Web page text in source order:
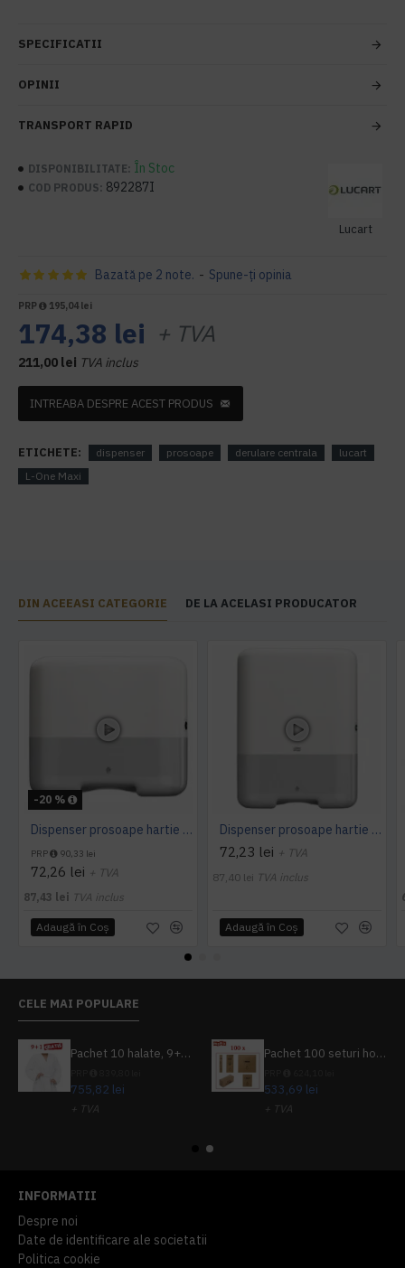
SPECIFICATII
OPINII
TRANSPORT RAPID
DISPONIBILITATE: În Stoc
COD PRODUS: 892287I
Lucart
Bazată pe 2 note. - Spune-ţi opinia
PRP 195,04 lei
174,38 lei + TVA
211,00 lei TVA inclus
INTREABA DESPRE ACEST PRODUS
ETICHETE: dispenser prosoape derulare centrala
lucart
L-One Maxi
DIN ACEEASI CATEGORIE DE LA ACELASI PRODUCATOR
-20 %
Dispenser prosoape hartie mini Tork, V Fold, alb, capacitate 300 servetele
PRP 90,33 lei
72,26 lei + TVA
87,43 lei TVA inclus
Adaugă în Coş
Dispenser prosoape hartie mare Tork, alb, V Fold, capacitate 500 servetele
72,23 lei + TVA
87,40 lei TVA inclus
Adaugă în Coş
CELE MAI POPULARE
Pachet 10 halate, 9+1 gratuit
755,82 lei
+ TVA
Pachet 100 seturi hoteliere, set dentar, set barbierit, casca de dus, pila unghii, set cusut
533,69 lei
+ TVA
INFORMATII
Despre noi
Date de identificare ale societatii
Politica cookie